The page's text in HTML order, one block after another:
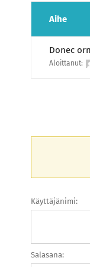
Aihe
Donec
Aloittanut:
Käyttäjänimi:
Salasana: